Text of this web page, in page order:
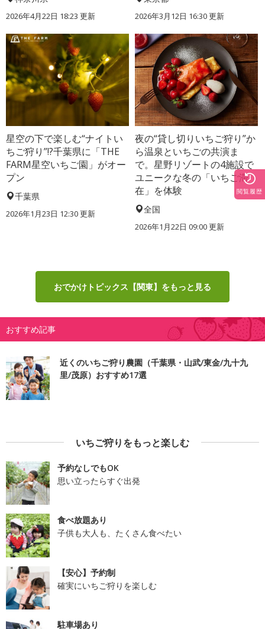
2026年4月22日 18:23 更新 2026年3月12日 16:30 更新
星空の下で楽しむ“ナイトい
ちご狩り”!?千葉県に「THE
FARM星空いちご園」がオー
プン
千葉県
2026年1月23日 12:30 更新
夜の“貸し切りいちご狩り”か
ら温泉といちごの共演ま
で。星野リゾートの4施設で
ユニークな冬の「いちご滞
在」を体験
全国
2026年1月22日 09:00 更新
おでかけトピックス【関東】をもっと見る
おすすめ記事
近くのいちご狩り農園（千葉県・山武/東金/九十九
里/茂原）おすすめ17選
いちご狩りをもっと楽しむ
予約なしでもOK
思い立ったらすぐ出発
食べ放題あり
子供も大人も、たくさん食べたい
【安心】予約制
確実にいちご狩りを楽しむ
駐車場あり
閲覧履歴